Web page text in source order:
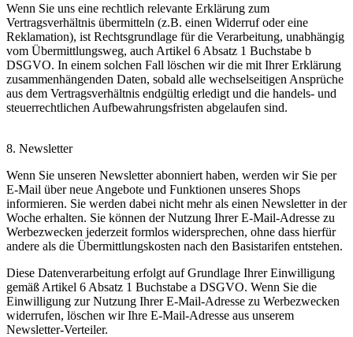
Wenn Sie uns eine rechtlich relevante Erklärung zum
Vertragsverhältnis übermitteln (z.B. einen Widerruf oder eine
Reklamation), ist Rechtsgrundlage für die Verarbeitung, unabhängig
vom Übermittlungsweg, auch Artikel 6 Absatz 1 Buchstabe b
DSGVO. In einem solchen Fall löschen wir die mit Ihrer Erklärung
zusammenhängenden Daten, sobald alle wechselseitigen Ansprüche
aus dem Vertragsverhältnis endgültig erledigt und die handels- und
steuerrechtlichen Aufbewahrungsfristen abgelaufen sind.
8. Newsletter
Wenn Sie unseren Newsletter abonniert haben, werden wir Sie per
E-Mail über neue Angebote und Funktionen unseres Shops
informieren. Sie werden dabei nicht mehr als einen Newsletter in der
Woche erhalten. Sie können der Nutzung Ihrer E-Mail-Adresse zu
Werbezwecken jederzeit formlos widersprechen, ohne dass hierfür
andere als die Übermittlungskosten nach den Basistarifen entstehen.
Diese Datenverarbeitung erfolgt auf Grundlage Ihrer Einwilligung
gemäß Artikel 6 Absatz 1 Buchstabe a DSGVO. Wenn Sie die
Einwilligung zur Nutzung Ihrer E-Mail-Adresse zu Werbezwecken
widerrufen, löschen wir Ihre E-Mail-Adresse aus unserem
Newsletter-Verteiler.